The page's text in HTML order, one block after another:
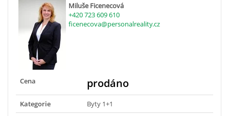
Miluše Ficenecová
+420 723 609 610
ficenecova@personalreality.cz
Cena prodáno
Kategorie
Byty 1+1